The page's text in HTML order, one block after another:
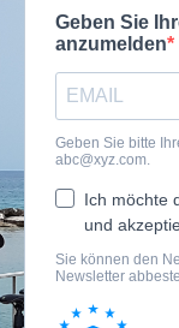
Geben Sie
anzumelden
Geben Sie bitte
abc@xyz.com
Ich möchte
und
Sie können den
Newsletter